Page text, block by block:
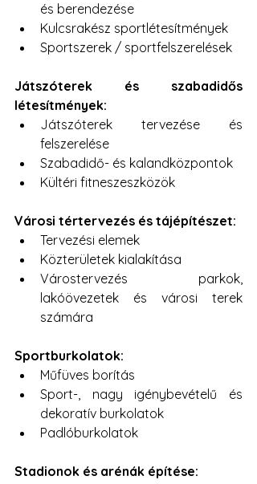
és berendezése
Kulcsrakész sportlétesítmények
Sportszerek / sportfelszerelések
Játszóterek és szabadidős
létesítmények:
Játszóterek tervezése és
felszerelése
Szabadidő- és kalandközpontok
Kültéri fitneszeszközök
Városi tértervezés és tájépítészet:
Tervezési elemek
Közterületek kialakítása
Várostervezés parkok,
lakóövezetek és városi terek
számára
Sportburkolatok:
Műfüves borítás
Sport-, nagy igénybevételű és
dekoratív burkolatok
Padlóburkolatok
Stadionok és arénák építése: